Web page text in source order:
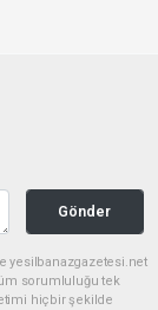
Gönder
yesilbanazgazetesi.net
sorumluluğu tek
hiçbir şekilde